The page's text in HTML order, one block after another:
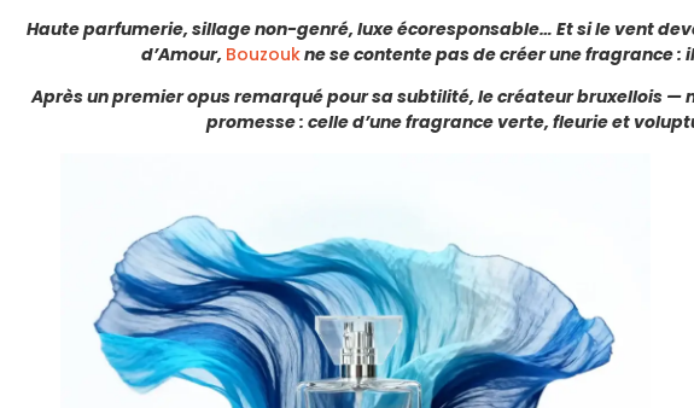
Haute parfumerie, sillage non-genré, luxe écoresponsable… Et si le vent
d’Amour, Bouzoukne se contente pas de créer une fragrance :
Après un premier opus remarqué pour sa subtilité, le créateur bruxellois
promesse : celle d’une fragrance verte, fleurie et